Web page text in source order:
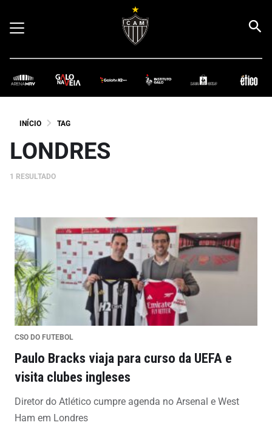
INÍCIO TAG
LONDRES
1 RESULTADO
CSO DO FUTEBOL
Paulo Bracks viaja para curso da UEFA e
visita clubes ingleses
Diretor do Atlético cumpre agenda no Arsenal e West
Ham em Londres